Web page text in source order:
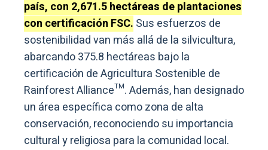
país, con 2,671.5 hectáreas de plantaciones
con certificación FSC. Sus esfuerzos de
sostenibilidad van más allá de la silvicultura,
abarcando 375.8 hectáreas bajo la
certificación de Agricultura Sostenible de
Rainforest Alliance™. Además, han designado
un área específica como zona de alta
conservación, reconociendo su importancia
cultural y religiosa para la comunidad local.